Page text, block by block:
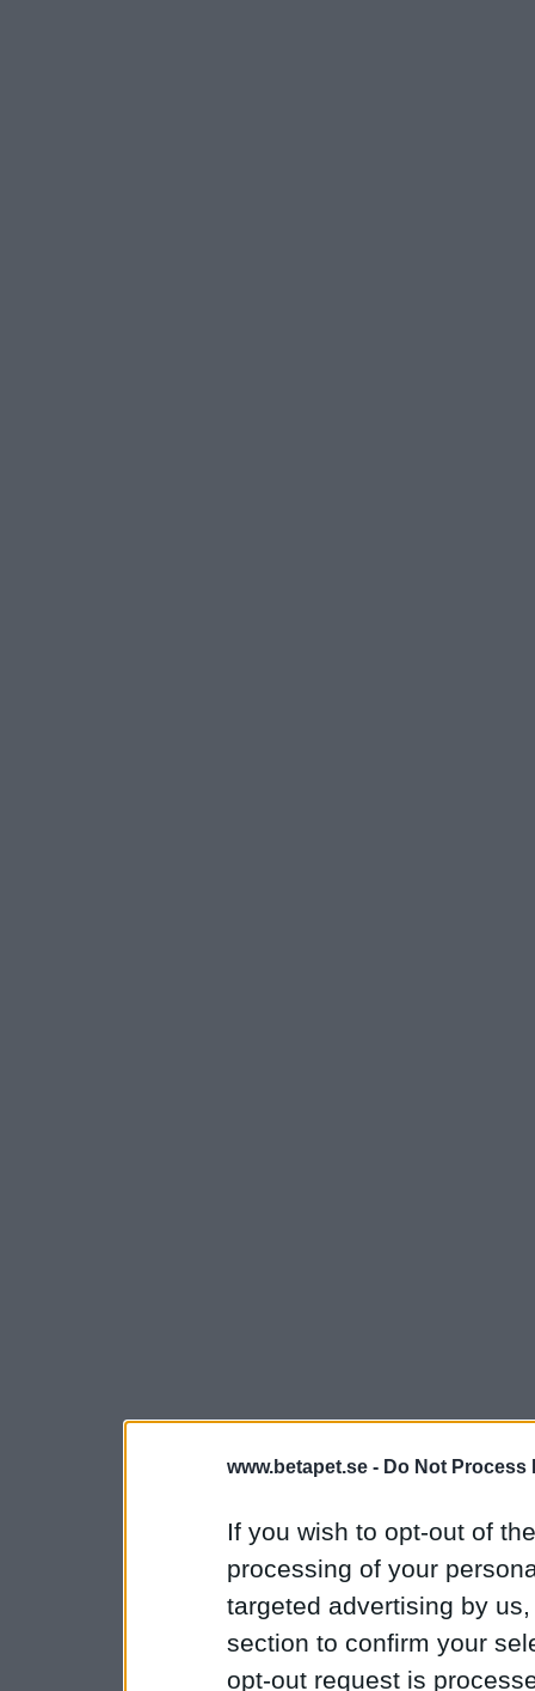
www.betapet.se - Do Not Process
If you wish to opt-out of
processing of your
targeted advertising by
section to confirm your
opt-out request is